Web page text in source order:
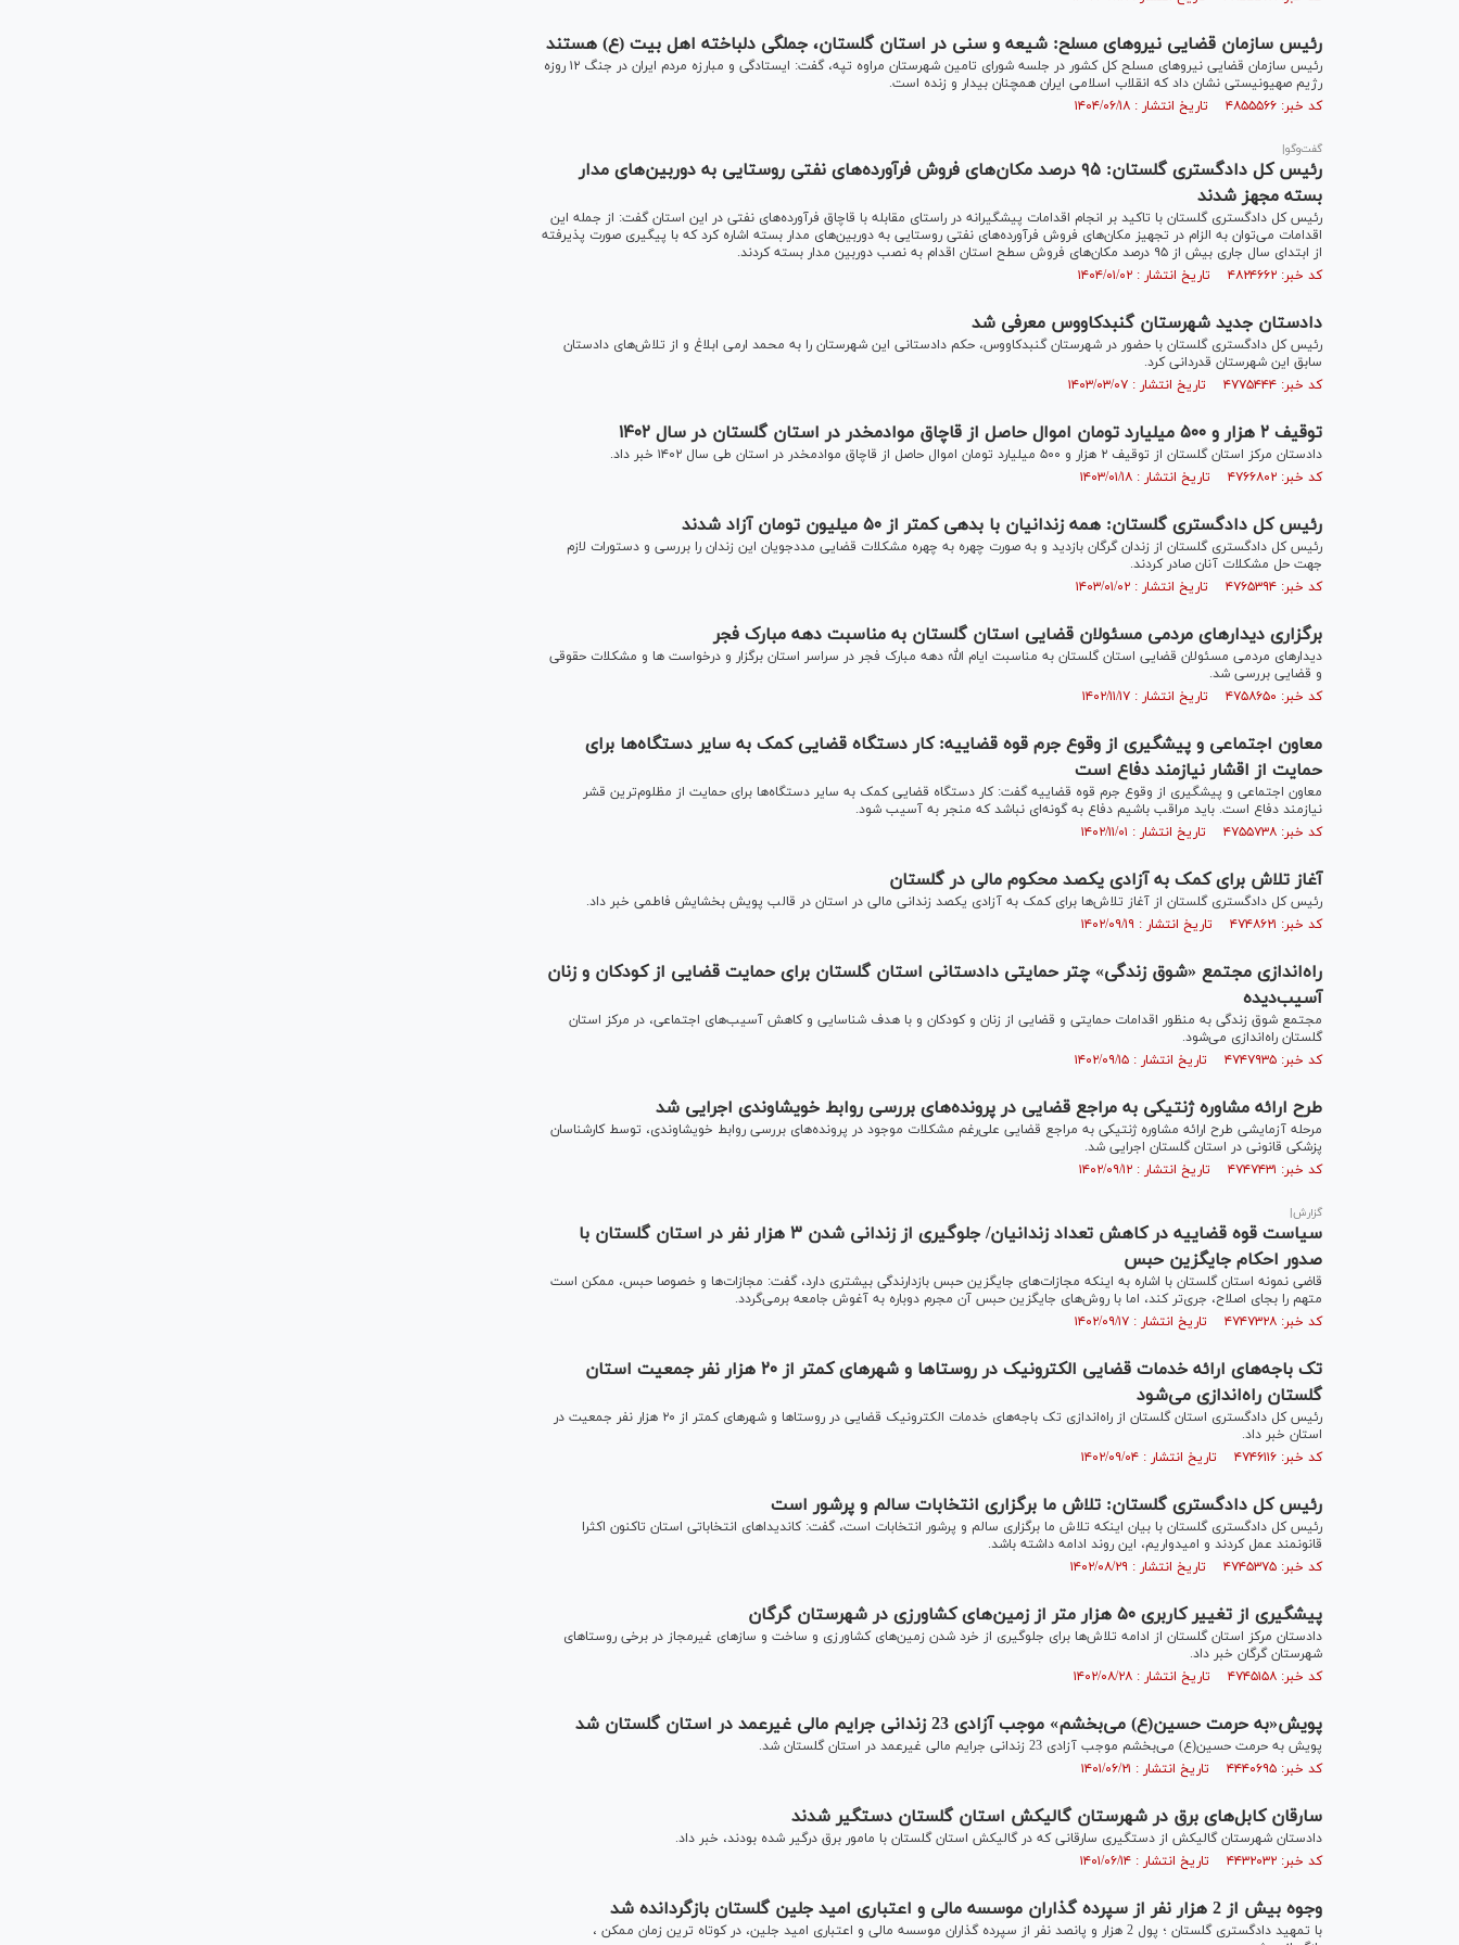
رئیس سازمان قضایی نیرو‌های مسلح: شیعه و سنی در استان گلستان، جملگی دلباخته اهل بیت (ع) هستند
رئیس سازمان قضایی نیرو‌های مسلح کل کشور در جلسه شورای تامین شهرستان مراوه تپه، گفت: ایستادگی و مبارزه مردم ایران در جنگ ۱۲ روزه
رژیم صهیونیستی نشان داد که انقلاب اسلامی ایران همچنان بیدار و زنده است.
کد خبر: ۴۸۵۵۵۶۶ تاریخ انتشار : ۱۴۰۴/۰۶/۱۸
گفت‌وگو|
رئیس کل دادگستری گلستان: ۹۵ درصد مکان‌های فروش فرآورده‌های نفتی روستایی به دوربین‌های مدار
بسته مجهز شدند
رئیس کل دادگستری گلستان با تاکید بر انجام اقدامات پیشگیرانه در راستای مقابله با قاچاق فرآورده‌های نفتی در این استان گفت: از جمله این
اقدامات می‌توان به الزام در تجهیز مکان‌های فروش فرآورده‌های نفتی روستایی به دوربین‌های مدار بسته اشاره کرد که با پیگیری صورت پذیرفته
از ابتدای سال جاری بیش از ۹۵ درصد مکان‌های فروش سطح استان اقدام به نصب دوربین مدار بسته کردند.
کد خبر: ۴۸۲۴۶۶۲ تاریخ انتشار : ۱۴۰۴/۰۱/۰۲
دادستان جدید شهرستان گنبدکاووس معرفی شد
رئیس کل دادگستری گلستان با حضور در شهرستان گنبدکاووس، حکم دادستانی این شهرستان را به محمد ارمی ابلاغ و از تلاش‌های دادستان
سابق این شهرستان قدردانی کرد.
کد خبر: ۴۷۷۵۴۴۴ تاریخ انتشار : ۱۴۰۳/۰۳/۰۷
توقیف ۲ هزار و ۵۰۰ میلیارد تومان اموال حاصل از قاچاق موادمخدر در استان گلستان در سال ۱۴۰۲
دادستان مرکز استان گلستان از توقیف ۲ هزار و ۵۰۰ میلیارد تومان اموال حاصل از قاچاق موادمخدر در استان طی سال ۱۴۰۲ خبر داد.
کد خبر: ۴۷۶۶۸۰۲ تاریخ انتشار : ۱۴۰۳/۰۱/۱۸
رئیس کل دادگستری گلستان: همه زندانیان با بدهی کمتر از ۵۰ میلیون تومان آزاد شدند
رئیس کل دادگستری گلستان از زندان گرگان بازدید و به صورت چهره به چهره مشکلات قضایی مددجویان این زندان را بررسی و دستورات لازم
جهت حل مشکلات آنان صادر کردند.
کد خبر: ۴۷۶۵۳۹۴ تاریخ انتشار : ۱۴۰۳/۰۱/۰۲
برگزاری دیدار‌های مردمی مسئولان قضایی استان گلستان به مناسبت دهه مبارک فجر
دیدار‌های مردمی مسئولان قضایی استان گلستان به مناسبت ایام الله دهه مبارک فجر در سراسر استان برگزار و درخواست ها و مشکلات حقوقی
و قضایی بررسی شد.
کد خبر: ۴۷۵۸۶۵۰ تاریخ انتشار : ۱۴۰۲/۱۱/۱۷
معاون اجتماعی و پیشگیری از وقوع جرم قوه قضاییه: کار دستگاه قضایی کمک به سایر دستگاه‌ها برای
حمایت از اقشار نیازمند دفاع است
معاون اجتماعی و پیشگیری از وقوع جرم قوه قضاییه گفت: کار دستگاه قضایی کمک به سایر دستگاه‌ها برای حمایت از مظلوم‌ترین قشر
نیازمند دفاع است. باید مراقب باشیم دفاع به گونه‌ای نباشد که منجر به آسیب شود.
کد خبر: ۴۷۵۵۷۳۸ تاریخ انتشار : ۱۴۰۲/۱۱/۰۱
آغاز تلاش برای کمک به آزادی یکصد محکوم مالی در گلستان
رئیس کل دادگستری گلستان از آغاز تلاش‌ها برای کمک به آزادی یکصد زندانی مالی در استان در قالب پویش بخشایش فاطمی خبر داد.
کد خبر: ۴۷۴۸۶۲۱ تاریخ انتشار : ۱۴۰۲/۰۹/۱۹
راه‌اندازی مجتمع «شوق زندگی» چتر حمایتی دادستانی استان گلستان برای حمایت قضایی از کودکان و زنان
آسیب‌دیده
مجتمع شوق زندگی به منظور اقدامات حمایتی و قضایی از زنان و کودکان و با هدف شناسایی و کاهش آسیب‌های اجتماعی، در مرکز استان
گلستان راه‌اندازی می‌شود.
کد خبر: ۴۷۴۷۹۳۵ تاریخ انتشار : ۱۴۰۲/۰۹/۱۵
طرح ارائه مشاوره ژنتیکی به مراجع قضایی در پرونده‌های بررسی روابط خویشاوندی اجرایی شد
مرحله آزمایشی طرح ارائه مشاوره ژنتیکی به مراجع قضایی علی‌رغم مشکلات موجود در پرونده‌های بررسی روابط خویشاوندی، توسط کارشناسان
پزشکی قانونی در استان گلستان اجرایی شد.
کد خبر: ۴۷۴۷۴۳۱ تاریخ انتشار : ۱۴۰۲/۰۹/۱۲
گزارش|
سیاست قوه قضاییه در کاهش تعداد زندانیان/ جلوگیری از زندانی شدن ۳ هزار نفر در استان گلستان با
صدور احکام جایگزین حبس
قاضی نمونه استان گلستان با اشاره به اینکه مجازات‌های جایگزین حبس بازدارندگی بیشتری دارد، گفت: مجازات‌ها و خصوصا حبس، ممکن است
متهم را بجای اصلاح، جری‌تر کند، اما با روش‌های جایگزین حبس آن مجرم دوباره به آغوش جامعه برمی‌گردد.
کد خبر: ۴۷۴۷۳۲۸ تاریخ انتشار : ۱۴۰۲/۰۹/۱۷
تک باجه‌های ارائه خدمات قضایی الکترونیک در روستا‌ها و شهر‌های کمتر از ۲۰ هزار نفر جمعیت استان
گلستان راه‌اندازی می‌شود
رئیس کل دادگستری استان گلستان از راه‌اندازی تک باجه‌های خدمات الکترونیک قضایی در روستا‌ها و شهر‌های کمتر از ۲۰ هزار نفر جمعیت در
استان خبر داد.
کد خبر: ۴۷۴۶۱۱۶ تاریخ انتشار : ۱۴۰۲/۰۹/۰۴
رئیس کل دادگستری گلستان: تلاش ما برگزاری انتخابات سالم و پرشور است
رئیس کل دادگستری گلستان با بیان اینکه تلاش ما برگزاری سالم و پرشور انتخابات است، گفت: کاندیدا‌های انتخاباتی استان تاکنون اکثرا
قانونمند عمل کردند و امیدواریم، این روند ادامه داشته باشد.
کد خبر: ۴۷۴۵۳۷۵ تاریخ انتشار : ۱۴۰۲/۰۸/۲۹
پیشگیری از تغییر کاربری ۵۰ هزار متر از زمین‌های کشاورزی در شهرستان گرگان
دادستان مرکز استان گلستان از ادامه تلاش‌ها برای جلوگیری از خرد شدن زمین‌های کشاورزی و ساخت و ساز‌های غیرمجاز در برخی روستاهای
شهرستان گرگان خبر داد.
کد خبر: ۴۷۴۵۱۵۸ تاریخ انتشار : ۱۴۰۲/۰۸/۲۸
پویش«به حرمت حسین(ع) می‌بخشم» موجب آزادی 23 زندانی جرایم مالی غیرعمد در استان گلستان شد
پویش به حرمت حسین(ع) می‌بخشم موجب آزادی 23 زندانی جرایم مالی غیرعمد در استان گلستان شد.
کد خبر: ۴۴۴۰۶۹۵ تاریخ انتشار : ۱۴۰۱/۰۶/۲۱
سارقان کابل‌های برق در شهرستان گالیکش استان گلستان دستگیر شدند
دادستان شهرستان گالیکش از دستگیری سارقانی که در گالیکش استان گلستان با مامور برق درگیر شده بودند، خبر داد.
کد خبر: ۴۴۳۲۰۳۲ تاریخ انتشار : ۱۴۰۱/۰۶/۱۴
وجوه بیش از 2 هزار نفر از سپرده گذاران موسسه مالی و اعتباری امید جلین گلستان بازگردانده شد
با تمهید دادگستری گلستان ؛ پول 2 هزار و پانصد نفر از سپرده گذاران موسسه مالی و اعتباری امید جلین، در کوتاه ترین زمان ممکن ،